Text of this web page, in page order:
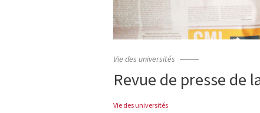
Vie des universités
Revue de presse de
Vie des universités